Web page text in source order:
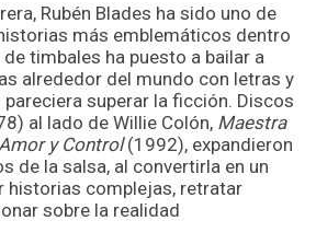
Rubén Blades ha sido uno de
más emblemáticos dentro
timbales ha puesto a bailar a
alrededor del mundo con letras y
superar la ficción. Discos
al lado de Willie Colón, Maestra
Amor y Control(1992), expandieron
de la salsa, al convertirla en un
historias complejas, retratar
sobre la realidad